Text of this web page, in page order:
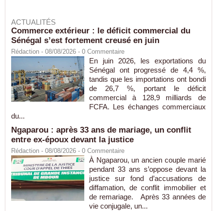
ACTUALITÉS
Commerce extérieur : le déficit commercial du
Sénégal s’est fortement creusé en juin
Rédaction - 08/08/2026 - 0 Commentaire
En juin 2026, les exportations du
Sénégal ont progressé de 4,4 %,
tandis que les importations ont bondi
de 26,7 %, portant le déficit
commercial à 128,9 milliards de
FCFA. Les échanges commerciaux
du...
Ngaparou : après 33 ans de mariage, un conflit
entre ex-époux devant la justice
Rédaction - 08/08/2026 - 0 Commentaire
À Ngaparou, un ancien couple marié
pendant 33 ans s’oppose devant la
justice sur fond d’accusations de
diffamation, de conflit immobilier et
de remariage. Après 33 années de
vie conjugale, un...